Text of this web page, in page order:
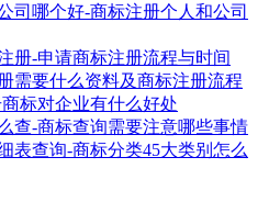
司哪个好-商标注册个人和公司
册-申请商标注册流程与时间
需要什么资料及商标注册流程
标对企业有什么好处
查-商标查询需要注意哪些事情
表查询-商标分类45大类别怎么